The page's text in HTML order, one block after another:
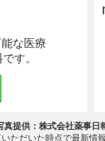
等の副作用発現
な医療
す。
真提供：株式会社薬事日
ただいた時点で最新